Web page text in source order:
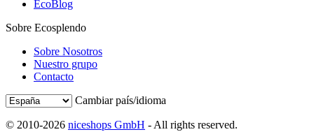
EcoBlog
Sobre Ecosplendo
Sobre Nosotros
Nuestro grupo
Contacto
Cambiar país/idioma
© 2010-2026 niceshops GmbH - All rights reserved.